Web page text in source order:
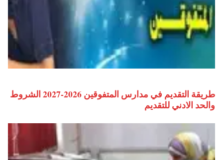
طريقة التقديم في مدارس المتفوقين 2026-2027 الشروط
والحد الادني للتقديم